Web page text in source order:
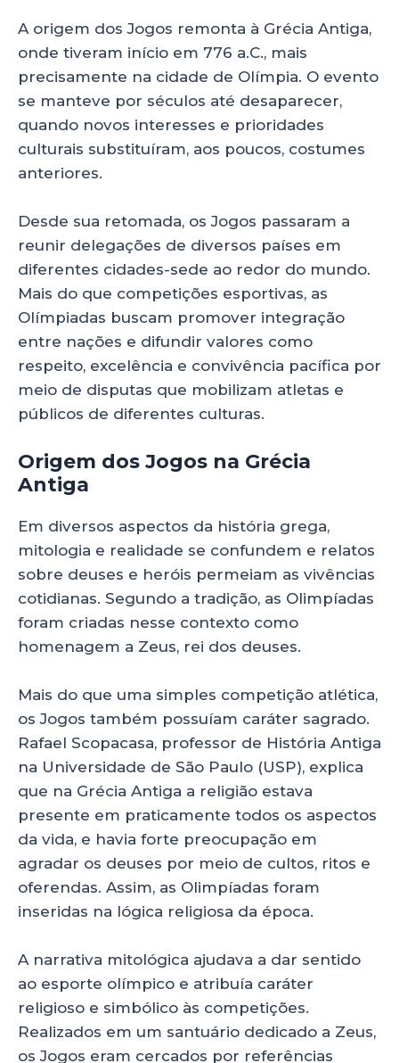
A origem dos Jogos remonta à Grécia Antiga,
onde tiveram início em 776 a.C., mais
precisamente na cidade de Olímpia. O evento
se manteve por séculos até desaparecer,
quando novos interesses e prioridades
culturais substituíram, aos poucos, costumes
anteriores.
Desde sua retomada, os Jogos passaram a
reunir delegações de diversos países em
diferentes cidades-sede ao redor do mundo.
Mais do que competições esportivas, as
Olímpiadas buscam promover integração
entre nações e difundir valores como
respeito, excelência e convivência pacífica por
meio de disputas que mobilizam atletas e
públicos de diferentes culturas.
Origem dos Jogos na Grécia
Antiga
Em diversos aspectos da história grega,
mitologia e realidade se confundem e relatos
sobre deuses e heróis permeiam as vivências
cotidianas. Segundo a tradição, as Olimpíadas
foram criadas nesse contexto como
homenagem a Zeus, rei dos deuses.
Mais do que uma simples competição atlética,
os Jogos também possuíam caráter sagrado.
Rafael Scopacasa, professor de História Antiga
na Universidade de São Paulo (USP), explica
que na Grécia Antiga a religião estava
presente em praticamente todos os aspectos
da vida, e havia forte preocupação em
agradar os deuses por meio de cultos, ritos e
oferendas. Assim, as Olimpíadas foram
inseridas na lógica religiosa da época.
A narrativa mitológica ajudava a dar sentido
ao esporte olímpico e atribuía caráter
religioso e simbólico às competições.
Realizados em um santuário dedicado a Zeus,
os Jogos eram cercados por referências